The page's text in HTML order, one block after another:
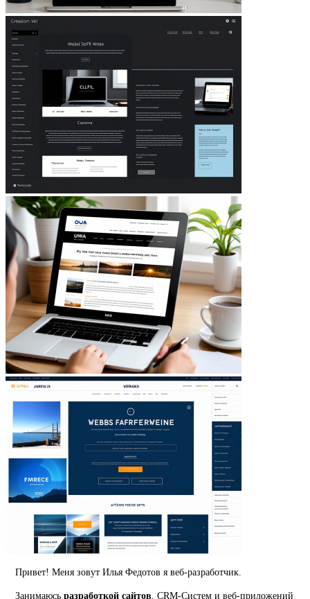
Привет! Меня зовут Илья Федотов я веб-разработчик.
Занимаюсьразработкой сайтов , CRM-Систем и веб-приложений